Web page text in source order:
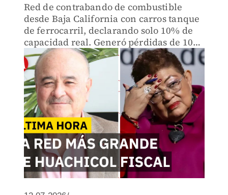
Red de contrabando de combustible
desde Baja California con carros tanque
de ferrocarril, declarando solo 10% de
capacidad real. Generó pérdidas de 106
millones en impuestos.